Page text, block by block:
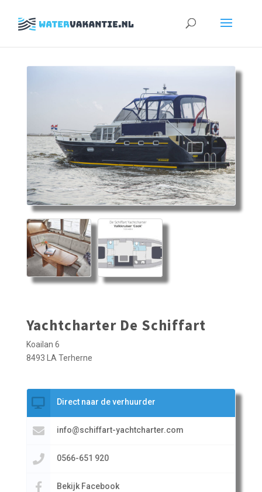
Zoeken
Yachtcharter De Schiffart
Koailan 6
8493 LA Terherne
Direct naar de verhuurder
info@schiffart-yachtcharter.com
0566-651 920
Bekijk Facebook